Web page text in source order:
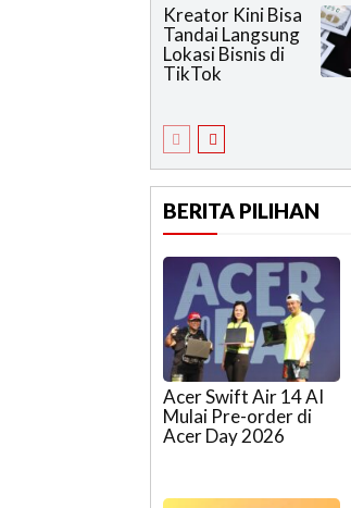
Kreator Kini Bisa
Tandai Langsung
Lokasi Bisnis di
TikTok
BERITA PILIHAN
Acer Swift Air 14 AI
Mulai Pre-order di
Acer Day 2026